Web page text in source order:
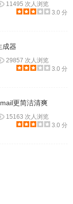
动收件提醒的功能时
11495 次人浏览
3.0 分
成器
29857 次人浏览
3.0 分
更简洁清爽
15163 次人浏览
3.0 分